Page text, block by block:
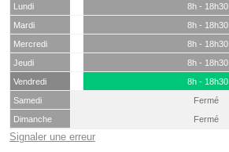
Lundi
8h - 18h30
Mardi
8h - 18h30
Mercredi
8h - 18h30
Jeudi
8h - 18h30
Vendredi
8h - 18h30
Samedi
Fermé
Dimanche
Fermé
Signaler une erreur